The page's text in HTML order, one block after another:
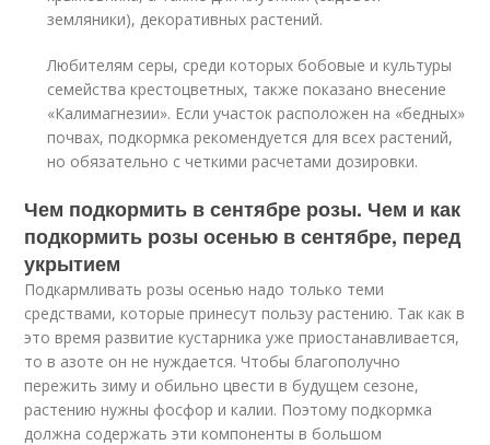
земляники), декоративных растений.
Любителям серы, среди которых бобовые и культуры
семейства крестоцветных, также показано внесение
«Калимагнезии». Если участок расположен на «бедных»
почвах, подкормка рекомендуется для всех растений,
но обязательно с четкими расчетами дозировки.
Чем подкормить в сентябре розы. Чем и как
подкормить розы осенью в сентябре, перед
укрытием
Подкармливать розы осенью надо только теми
средствами, которые принесут пользу растению. Так как в
это время развитие кустарника уже приостанавливается,
то в азоте он не нуждается. Чтобы благополучно
пережить зиму и обильно цвести в будущем сезоне,
растению нужны фосфор и калии. Поэтому подкормка
должна содержать эти компоненты в большом